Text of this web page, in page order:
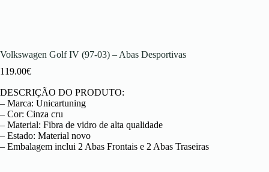
Volkswagen Golf IV (97-03) – Abas Desportivas
119.00€
DESCRIÇÃO DO PRODUTO:
– Marca: Unicartuning
– Cor: Cinza cru
– Material: Fibra de vidro de alta qualidade
– Estado: Material novo
– Embalagem inclui 2 Abas Frontais e 2 Abas Traseiras